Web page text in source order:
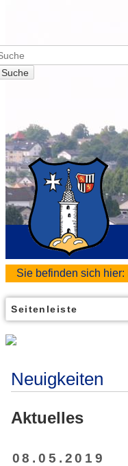
Suche
Sie befinden sich hier:
Seitenleiste
Neuigkeiten
Aktuelles
08.05.2019